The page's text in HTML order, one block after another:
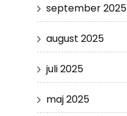
september 2025
august 2025
juli 2025
maj 2025